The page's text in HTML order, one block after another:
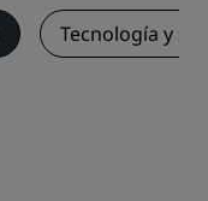
Tecnología y